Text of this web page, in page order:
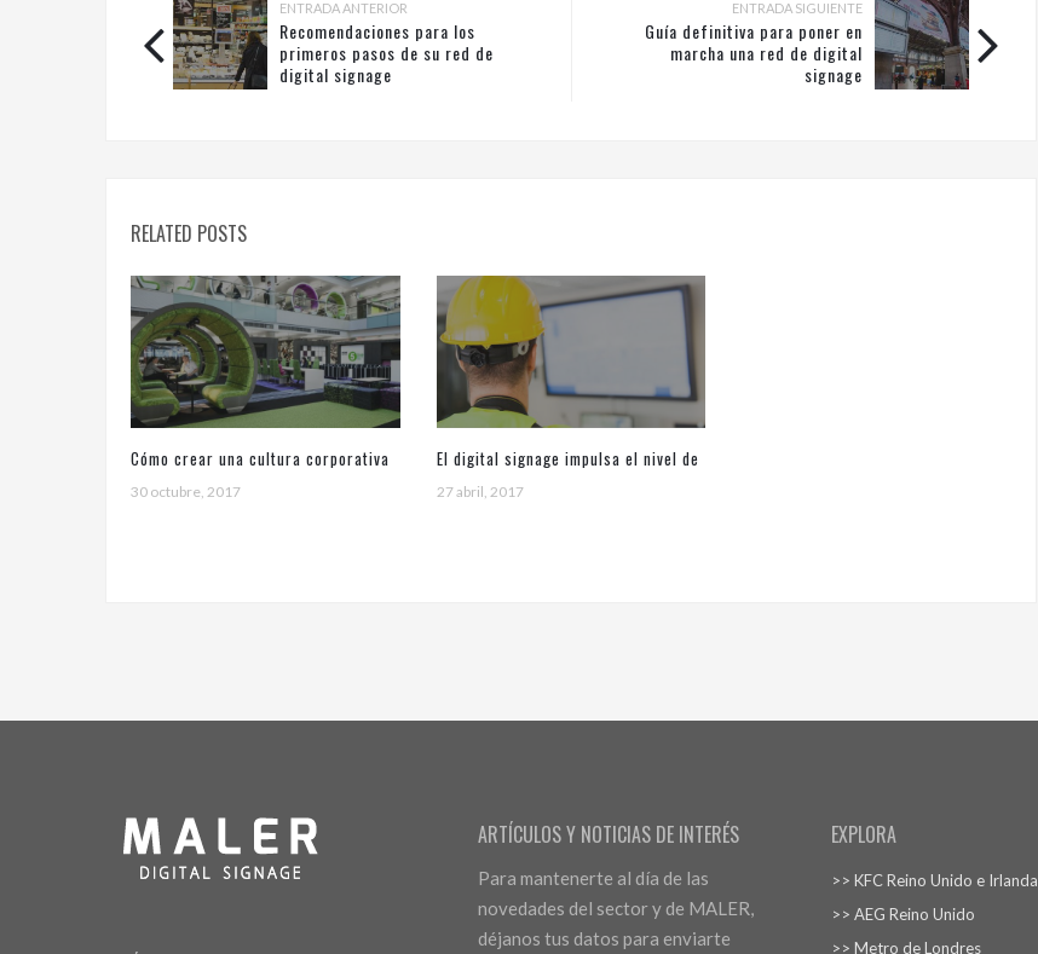
ENTRADA ANTERIOR
Recomendaciones para los
primeros pasos de su red de
digital signage
ENTRADA SIGUIENTE
Guía definitiva para poner en
marcha una red de digital
signage
RELATED POSTS
Cómo crear una cultura corporativa
y mejorar la comunicación interna
30 octubre, 2017
El digital signage impulsa el nivel de
motivación de los empleados
27 abril, 2017
ARTÍCULOS Y NOTICIAS DE INTERÉS
Para mantenerte al día de las
novedades del sector y de MALER,
déjanos tus datos para enviarte
EXPLORA
>> KFC Reino Unido e Irlanda
>> AEG Reino Unido
>> Metro de Londres